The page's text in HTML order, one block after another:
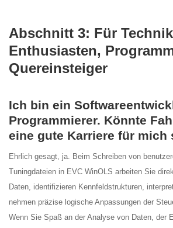
Abschnitt 3: Für
Enthusiasten,
Quereinsteiger
Ich bin ein
Programmierer. Könnte
eine gute Karriere für mich
Ehrlich gesagt, ja. Beim Schreiben von
Tuningdateien in EVC WinOLS arbeiten Sie
Daten, identifizieren Kennfeldstrukturen,
nehmen präzise logische Anpassungen der
Wenn Sie Spaß an der Analyse von Daten, der